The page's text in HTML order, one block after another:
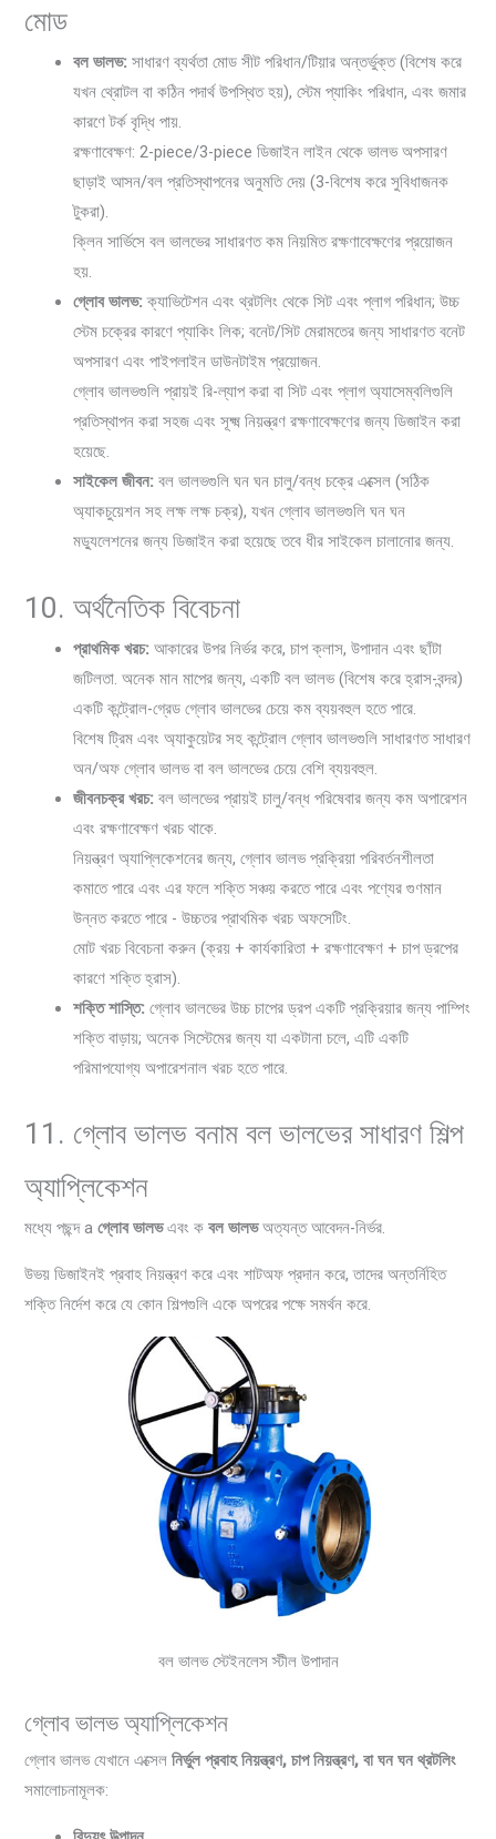
মোড
বল ভালভ: সাধারণ ব্যর্থতা মোড সীট পরিধান/টিয়ার অন্তর্ভুক্ত (বিশেষ করে
যখন থ্রোটল বা কঠিন পদার্থ উপস্থিত হয়), স্টেম প্যাকিং পরিধান, এবং জমার
কারণে টর্ক বৃদ্ধি পায়.
রক্ষণাবেক্ষণ: 2-piece/3-piece ডিজাইন লাইন থেকে ভালভ অপসারণ
ছাড়াই আসন/বল প্রতিস্থাপনের অনুমতি দেয় (3-বিশেষ করে সুবিধাজনক
টুকরা).
ক্লিন সার্ভিসে বল ভালভের সাধারণত কম নিয়মিত রক্ষণাবেক্ষণের প্রয়োজন
হয়.
গ্লোব ভালভ:ক্যাভিটেশন এবং থ্রটলিং থেকে সিট এবং প্লাগ পরিধান; উচ্চ
স্টেম চক্রের কারণে প্যাকিং লিক; বনেট/সিট মেরামতের জন্য সাধারণত বনেট
অপসারণ এবং পাইপলাইন ডাউনটাইম প্রয়োজন.
গ্লোব ভালভগুলি প্রায়ই রি-ল্যাপ করা বা সিট এবং প্লাগ অ্যাসেম্বলিগুলি
প্রতিস্থাপন করা সহজ এবং সূক্ষ্ম নিয়ন্ত্রণ রক্ষণাবেক্ষণের জন্য ডিজাইন করা
হয়েছে.
সাইকেল জীবন: বল ভালভগুলি ঘন ঘন চালু/বন্ধ চক্রে এক্সেল (সঠিক
অ্যাকচুয়েশন সহ লক্ষ লক্ষ চক্র), যখন গ্লোব ভালভগুলি ঘন ঘন
মড্যুলেশনের জন্য ডিজাইন করা হয়েছে তবে ধীর সাইকেল চালানোর জন্য.
10. অর্থনৈতিক বিবেচনা
প্রাথমিক খরচ: আকারের উপর নির্ভর করে, চাপ ক্লাস, উপাদান এবং ছাঁটা
জটিলতা. অনেক মান মাপের জন্য, একটি বল ভালভ (বিশেষ করে হ্রাস-বন্দর)
একটি কন্ট্রোল-গ্রেড গ্লোব ভালভের চেয়ে কম ব্যয়বহুল হতে পারে.
বিশেষ ট্রিম এবং অ্যাকুয়েটর সহ কন্ট্রোল গ্লোব ভালভগুলি সাধারণত সাধারণ
অন/অফ গ্লোব ভালভ বা বল ভালভের চেয়ে বেশি ব্যয়বহুল.
জীবনচক্র খরচ: বল ভালভের প্রায়ই চালু/বন্ধ পরিষেবার জন্য কম অপারেশন
এবং রক্ষণাবেক্ষণ খরচ থাকে.
নিয়ন্ত্রণ অ্যাপ্লিকেশনের জন্য, গ্লোব ভালভ প্রক্রিয়া পরিবর্তনশীলতা
কমাতে পারে এবং এর ফলে শক্তি সঞ্চয় করতে পারে এবং পণ্যের গুণমান
উন্নত করতে পারে - উচ্চতর প্রাথমিক খরচ অফসেটিং.
মোট খরচ বিবেচনা করুন (ক্রয় + কার্যকারিতা + রক্ষণাবেক্ষণ + চাপ ড্রপের
কারণে শক্তি হ্রাস).
শক্তি শাস্তি: গ্লোব ভালভের উচ্চ চাপের ড্রপ একটি প্রক্রিয়ার জন্য পাম্পিং
শক্তি বাড়ায়; অনেক সিস্টেমের জন্য যা একটানা চলে, এটি একটি
পরিমাপযোগ্য অপারেশনাল খরচ হতে পারে.
11. গ্লোব ভালভ বনাম বল ভালভের সাধারণ শিল্প
অ্যাপ্লিকেশন
মধ্যে পছন্দ aগ্লোব ভালভএবং কবল ভালভঅত্যন্ত আবেদন-নির্ভর.
উভয় ডিজাইনই প্রবাহ নিয়ন্ত্রণ করে এবং শাটঅফ প্রদান করে, তাদের অন্তর্নিহিত
শক্তি নির্দেশ করে যে কোন শিল্পগুলি একে অপরের পক্ষে সমর্থন করে.
বল ভালভ স্টেইনলেস স্টীল উপাদান
গ্লোব ভালভ অ্যাপ্লিকেশন
গ্লোব ভালভ যেখানে এক্সেলনির্ভুল প্রবাহ নিয়ন্ত্রণ, চাপ নিয়ন্ত্রণ, বা ঘন ঘন থ্রটলিং
সমালোচনামূলক: